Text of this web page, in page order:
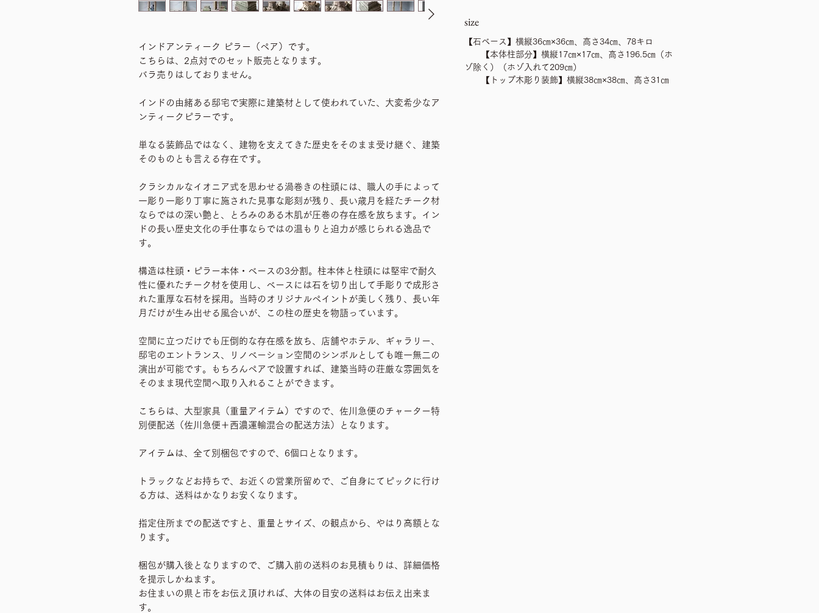
インドアンティーク ピラー（ペア）です。
こちらは、2点対でのセット販売となります。
バラ売りはしておりません。
インドの由緒ある邸宅で実際に建築材として使われていた、大変希少なア
ンティークピラーです。
単なる装飾品ではなく、建物を支えてきた歴史をそのまま受け継ぐ、建築
そのものとも言える存在です。
クラシカルなイオニア式を思わせる渦巻きの柱頭には、職人の手によって
一彫り一彫り丁寧に施された見事な彫刻が残り、長い歳月を経たチーク材
ならではの深い艶と、とろみのある木肌が圧巻の存在感を放ちます。イン
ドの長い歴史文化の手仕事ならではの温もりと迫力が感じられる逸品で
す。
構造は柱頭・ピラー本体・ベースの3分割。柱本体と柱頭には堅牢で耐久
性に優れたチーク材を使用し、ベースには石を切り出して手彫りで成形さ
れた重厚な石材を採用。当時のオリジナルペイントが美しく残り、長い年
月だけが生み出せる風合いが、この柱の歴史を物語っています。
空間に立つだけでも圧倒的な存在感を放ち、店舗やホテル、ギャラリー、
邸宅のエントランス、リノベーション空間のシンボルとしても唯一無二の
演出が可能です。もちろんペアで設置すれば、建築当時の荘厳な雰囲気を
そのまま現代空間へ取り入れることができます。
こちらは、大型家具（重量アイテム）ですので、佐川急便のチャーター特
別便配送（佐川急便＋西濃運輸混合の配送方法）となります。
アイテムは、全て別梱包ですので、6個口となります。
トラックなどお持ちで、お近くの営業所留めで、ご自身にてピックに行け
る方は、送料はかなりお安くなります。
指定住所までの配送ですと、重量とサイズ、の観点から、やはり高額とな
ります。
梱包が購入後となりますので、ご購入前の送料のお見積もりは、詳細価格
を提示しかねます。
お住まいの県と市をお伝え頂ければ、大体の目安の送料はお伝え出来ま
す。
size
【石ベース】横縦36㎝×36㎝、高さ34㎝、78キロ
【本体柱部分】横縦17㎝×17㎝、高さ196.5㎝（ホ
ゾ除く）（ホゾ入れて209㎝）
【トップ木彫り装飾】横縦38㎝×38㎝、高さ31㎝